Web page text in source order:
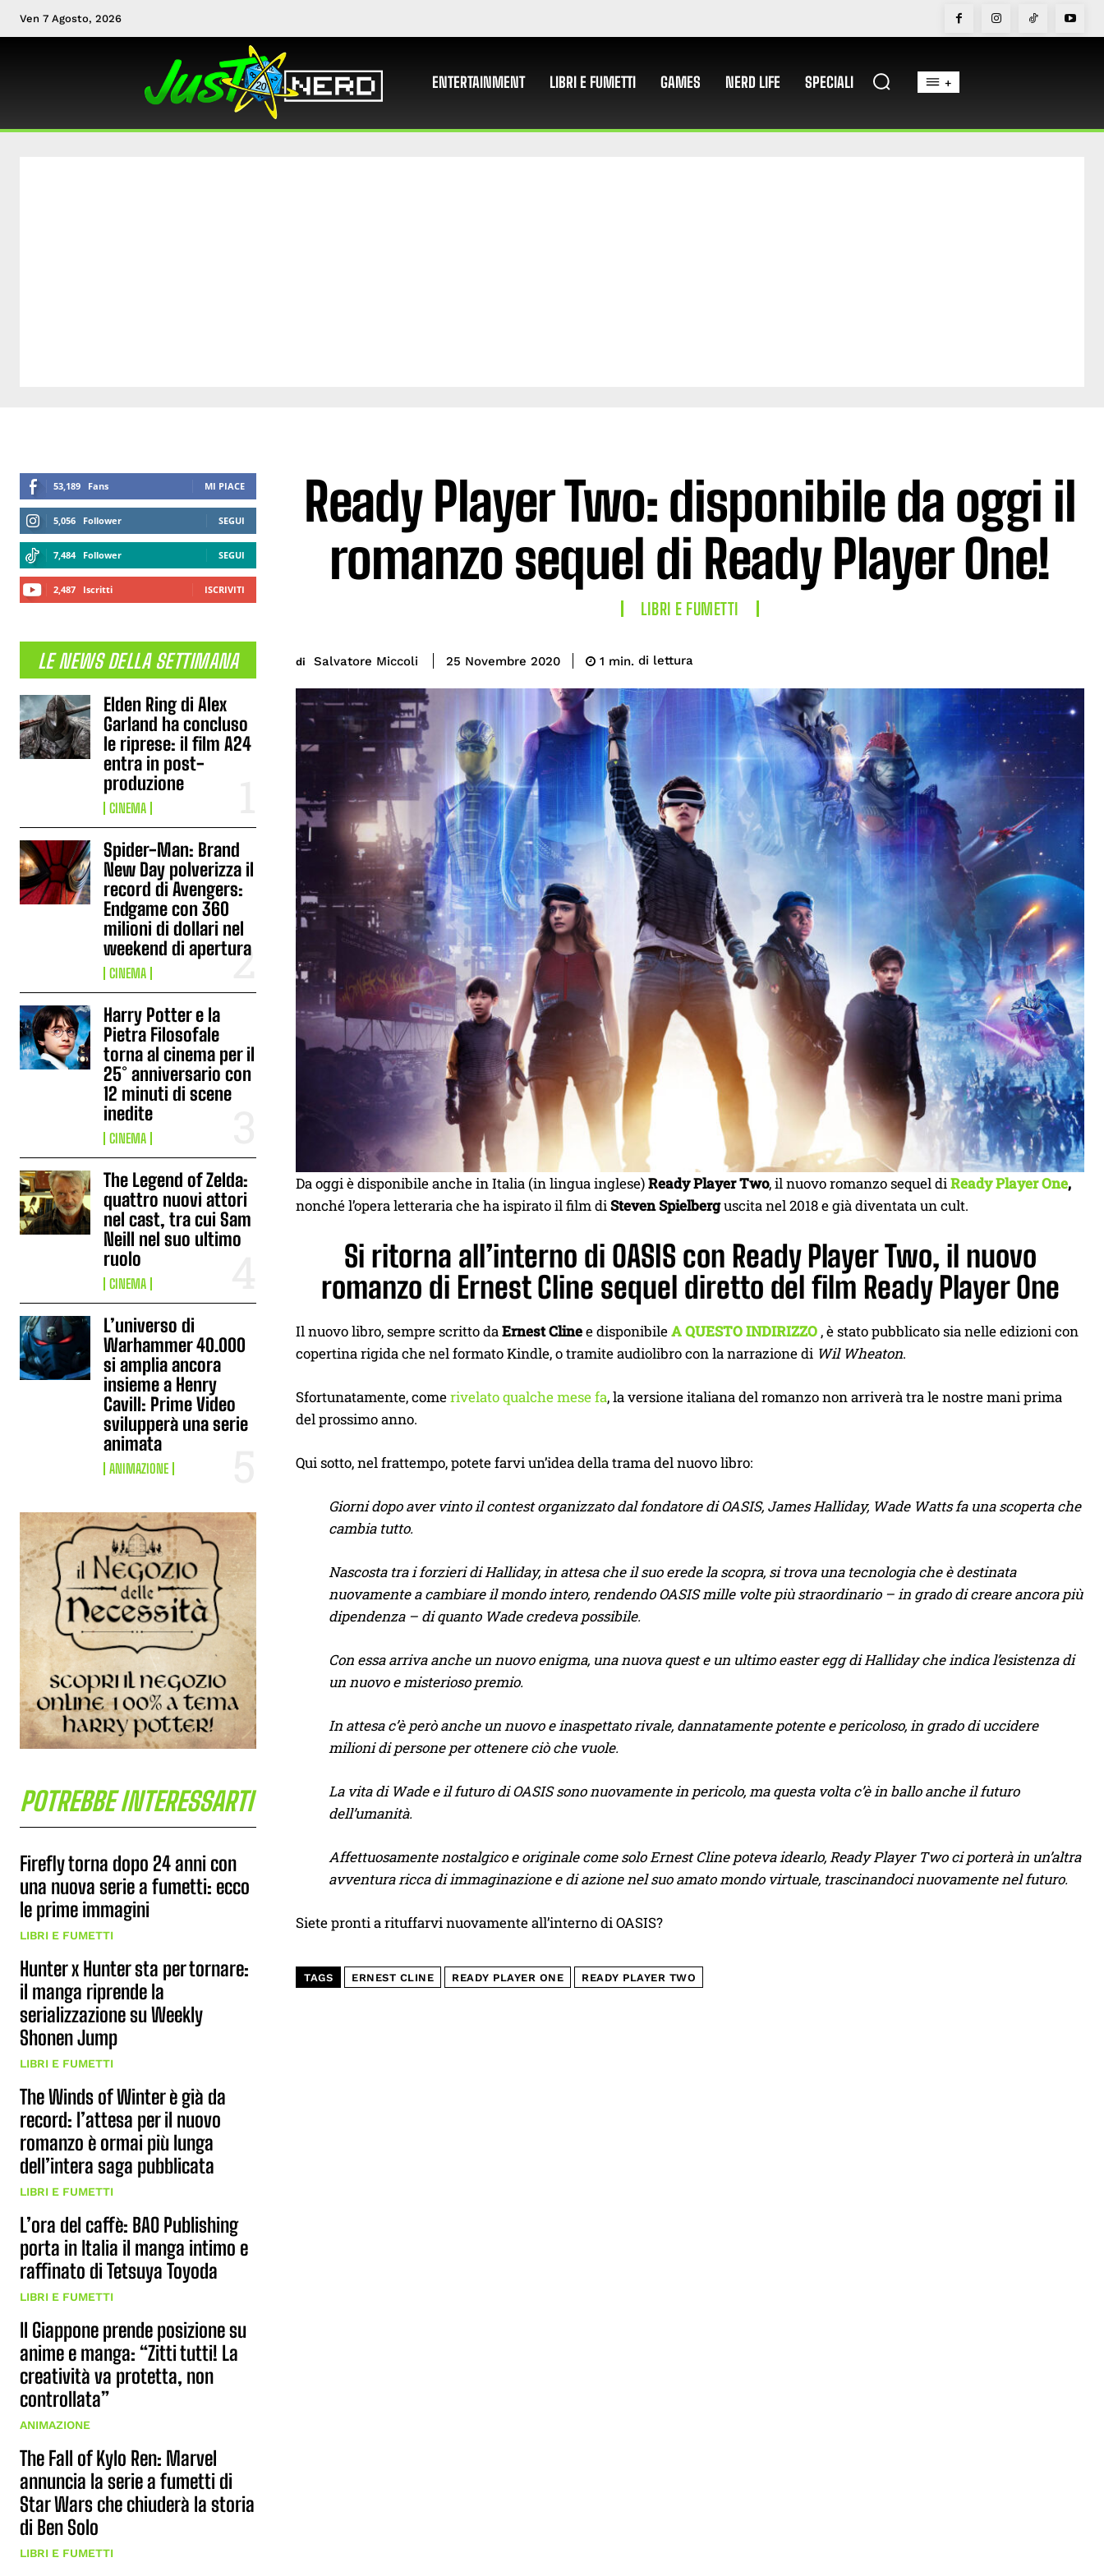
Ven 7 Agosto, 2026
ENTERTAINMENT LIBRI E FUMETTI GAMES NERD LIFE SPECIALI +
53,189 Fans MI PIACE
5,056 Follower SEGUI
7,484 Follower SEGUI
2,487 Iscritti ISCRIVITI
LE NEWS DELLA SETTIMANA
Elden Ring di Alex
Garland ha concluso
le riprese: il film A24
entra in post-
produzione
CINEMA
Spider-Man: Brand
New Day polverizza il
record di Avengers:
Endgame con 360
milioni di dollari nel
weekend di apertura
CINEMA
Harry Potter e la
Pietra Filosofale
torna al cinema per il
25° anniversario con
12 minuti di scene
inedite
CINEMA
The Legend of Zelda:
quattro nuovi attori
nel cast, tra cui Sam
Neill nel suo ultimo
ruolo
CINEMA
L’universo di
Warhammer 40.000
si amplia ancora
insieme a Henry
Cavill: Prime Video
svilupperà una serie
animata
ANIMAZIONE
POTREBBE INTERESSARTI
Firefly torna dopo 24 anni con
una nuova serie a fumetti: ecco
le prime immagini
LIBRI E FUMETTI
Hunter x Hunter sta per tornare:
il manga riprende la
serializzazione su Weekly
Shonen Jump
LIBRI E FUMETTI
The Winds of Winter è già da
record: l’attesa per il nuovo
romanzo è ormai più lunga
dell’intera saga pubblicata
LIBRI E FUMETTI
L’ora del caffè: BAO Publishing
porta in Italia il manga intimo e
raffinato di Tetsuya Toyoda
LIBRI E FUMETTI
Il Giappone prende posizione su
anime e manga: “Zitti tutti! La
creatività va protetta, non
controllata”
ANIMAZIONE
The Fall of Kylo Ren: Marvel
annuncia la serie a fumetti di
Star Wars che chiuderà la storia
di Ben Solo
LIBRI E FUMETTI
Ready Player Two: disponibile da oggi il
romanzo sequel di Ready Player One!
LIBRI E FUMETTI
di Salvatore Miccoli 25 Novembre 2020 1 min. di lettura
Da oggi è disponibile anche in Italia (in lingua inglese)Ready Player Two, il nuovo romanzo sequel diReady Player One,
nonché l’opera letteraria che ha ispirato il film diSteven Spielberguscita nel 2018 e già diventata un cult.
Si ritorna all’interno di OASIS con Ready Player Two, il nuovo
romanzo di Ernest Cline sequel diretto del film Ready Player One
Il nuovo libro, sempre scritto daErnest Clinee disponibileA QUESTO INDIRIZZO , è stato pubblicato sia nelle edizioni con
copertina rigida che nel formato Kindle, o tramite audiolibro con la narrazione di Wil Wheaton.
Sfortunatamente, comerivelato qualche mese fa, la versione italiana del romanzo non arriverà tra le nostre mani prima
del prossimo anno.
Qui sotto, nel frattempo, potete farvi un’idea della trama del nuovo libro:
Giorni dopo aver vinto il contest organizzato dal fondatore di OASIS, James Halliday, Wade Watts fa una scoperta che
cambia tutto.
Nascosta tra i forzieri di Halliday, in attesa che il suo erede la scopra, si trova una tecnologia che è destinata
nuovamente a cambiare il mondo intero, rendendo OASIS mille volte più straordinario – in grado di creare ancora più
dipendenza – di quanto Wade credeva possibile.
Con essa arriva anche un nuovo enigma, una nuova quest e un ultimo easter egg di Halliday che indica l’esistenza di
un nuovo e misterioso premio.
In attesa c’è però anche un nuovo e inaspettato rivale, dannatamente potente e pericoloso, in grado di uccidere
milioni di persone per ottenere ciò che vuole.
La vita di Wade e il futuro di OASIS sono nuovamente in pericolo, ma questa volta c’è in ballo anche il futuro
dell’umanità.
Affettuosamente nostalgico e originale come solo Ernest Cline poteva idearlo, Ready Player Two ci porterà in un’altra
avventura ricca di immaginazione e di azione nel suo amato mondo virtuale, trascinandoci nuovamente nel futuro.
Siete pronti a rituffarvi nuovamente all’interno di OASIS?
TAGS ERNEST CLINE READY PLAYER ONE READY PLAYER TWO